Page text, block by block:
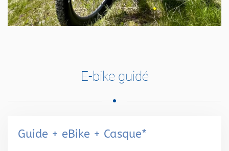
E-bike guidé
Guide + eBike + Casque*